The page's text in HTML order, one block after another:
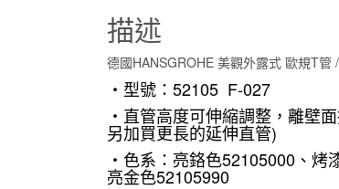
描述
德國HANSGROHE 美觀外露式 歐規T
・型號：52105 F-027
・ 直管高度可伸縮調整，離壁
另加買更長的延伸直管)
・色系： 亮鉻色52105000、烤
亮金色52105990